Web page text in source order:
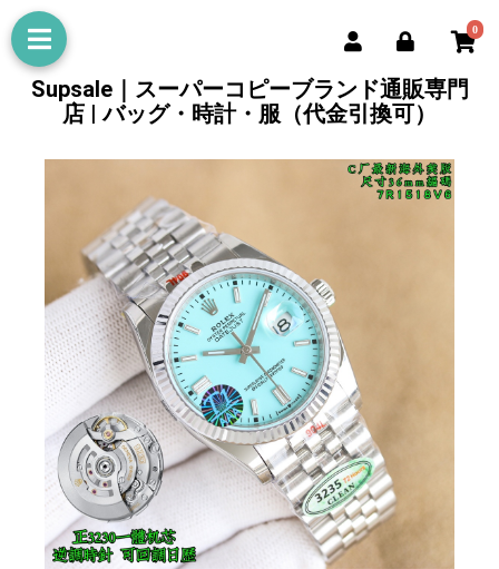
0
Supsale｜スーパーコピーブランド通販専門
店 | バッグ・時計・服（代金引換可）